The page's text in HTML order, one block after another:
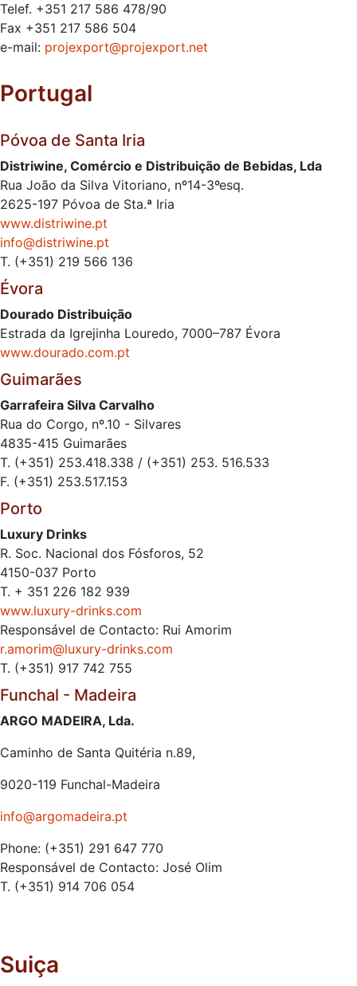
Telef. +351 217 586 478/90
Fax +351 217 586 504
e-mail: projexport@projexport.net
Portugal
Póvoa de Santa Iria
Distriwine, Comércio e Distribuição de Bebidas, Lda
Rua João da Silva Vitoriano, nº14-3ºesq.
2625-197 Póvoa de Sta.ª Iria
www.distriwine.pt
info@distriwine.pt
T. (+351) 219 566 136
Évora
Dourado Distribuição
Estrada da Igrejinha Louredo, 7000–787 Évora
www.dourado.com.pt
Guimarães
Garrafeira Silva Carvalho
Rua do Corgo, nº.10 - Silvares
4835-415 Guimarães
T. (+351) 253.418.338 / (+351) 253. 516.533
F. (+351) 253.517.153
Porto
Luxury Drinks
R. Soc. Nacional dos Fósforos, 52
4150-037 Porto
T. + 351 226 182 939
www.luxury-drinks.com
Responsável de Contacto: Rui Amorim
r.amorim@luxury-drinks.com
T. (+351) 917 742 755
Funchal - Madeira
ARGO MADEIRA, Lda.
Caminho de Santa Quitéria n.89,
9020-119 Funchal-Madeira
info@argomadeira.pt
Phone: (+351) 291 647 770
Responsável de Contacto: José Olim
T. (+351) 914 706 054
Suiça